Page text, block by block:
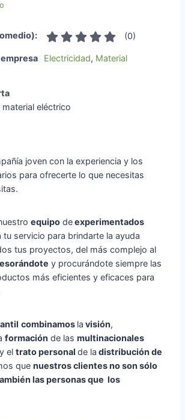
(0)
Electricidad, Material
eléctrico
joven con la experiencia y los
para ofrecerte lo que necesitas
equipo deexperimentados
tu servicio para brindarte la ayuda
tus proyectos, del más complejo al
y procurándote siempre las
más eficientes y eficaces para
combinamos la visión,
formación de las multinacionales
y el trato personal de la distribución de
que nuestros clientes no son sólo
las personas que los